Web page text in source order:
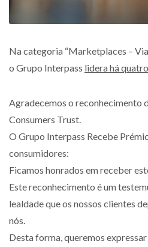
Na categoria “Marketplaces –
o Grupo Interpass lidera há
Agradecemos o reconhecimento
Consumers Trust.
O Grupo Interpass Recebe
consumidores:
Ficamos honrados em receber
Este reconhecimento é um
lealdade que os nossos clientes
nós.
Desta forma, queremos